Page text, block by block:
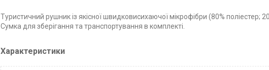
Туристичний рушник із якісної швидковисихаючої мікрофібри (80% поліестер;
Сумка для зберігання та транспортування в комплекті.
Характеристики